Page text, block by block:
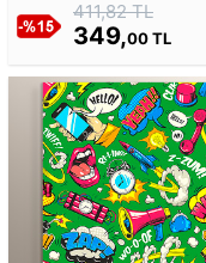
411,82 TL
349,00 TL